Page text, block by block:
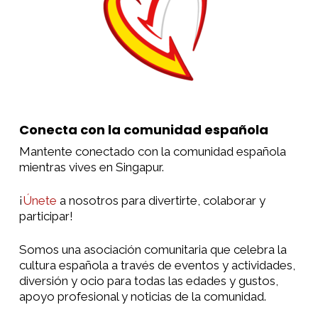
Conecta con la comunidad española
Mantente conectado con la comunidad española
mientras vives en Singapur.
¡Únete a nosotros para divertirte, colaborar y
participar!
Somos una asociación comunitaria que celebra la
cultura española a través de eventos y actividades,
diversión y ocio para todas las edades y gustos,
apoyo profesional y noticias de la comunidad.